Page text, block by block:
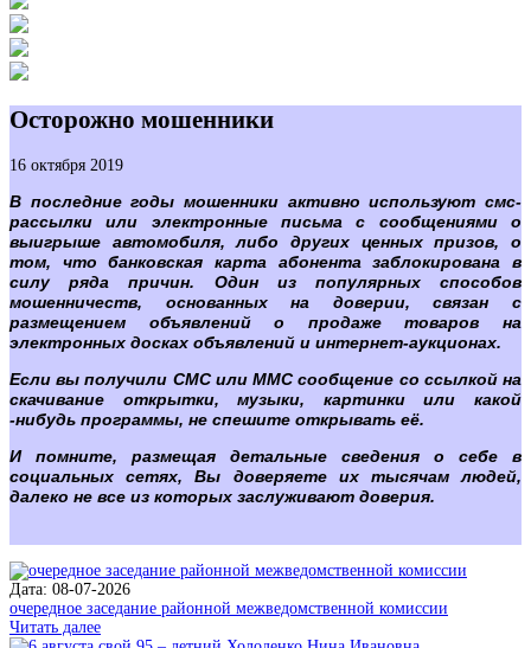
Осторожно мошенники
16 октября 2019
В последние годы мошенники активно используют смс-
рассылки или электронные письма с сообщениями о
выигрыше автомобиля, либо других ценных призов, о
том, что банковская карта абонента заблокирована в
силу ряда причин. Один из популярных способов
мошенничеств, основанных на доверии, связан с
размещением объявлений о продаже товаров на
электронных досках объявлений и интернет-аукционах.
Если вы получили СМС или ММС сообщение со ссылкой на
скачивание открытки, музыки, картинки или какой
-нибудь программы, не спешите открывать её.
И помните, размещая детальные сведения о себе в
социальных сетях, Вы доверяете их тысячам людей,
далеко не все из которых заслуживают доверия.
Дата: 08-07-2026
очередное заседание районной межведомственной комиссии
Читать далее